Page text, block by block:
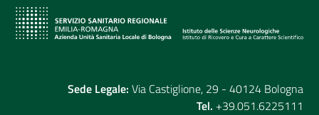
Sede Legale: Via Castiglione, 29 - 40124 Bologna
Tel. +39.051.6225111